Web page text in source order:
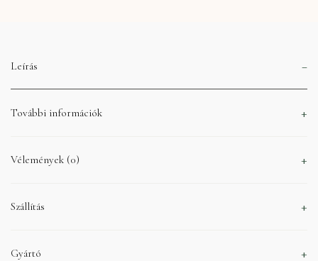
Leírás
További információk
Vélemények (0)
Szállítás
Gyártó